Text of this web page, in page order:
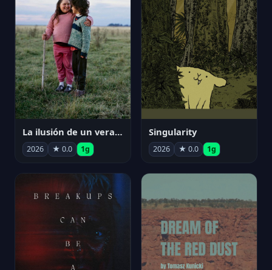
La ilusión de un verano sin fin
2026 ★ 0.0 1g
Singularity
2026 ★ 0.0 1g